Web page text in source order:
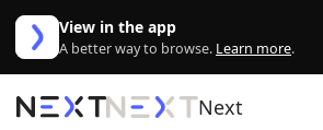
Aller au contenu
View in the app
A better way to browse. Learn more.
Next